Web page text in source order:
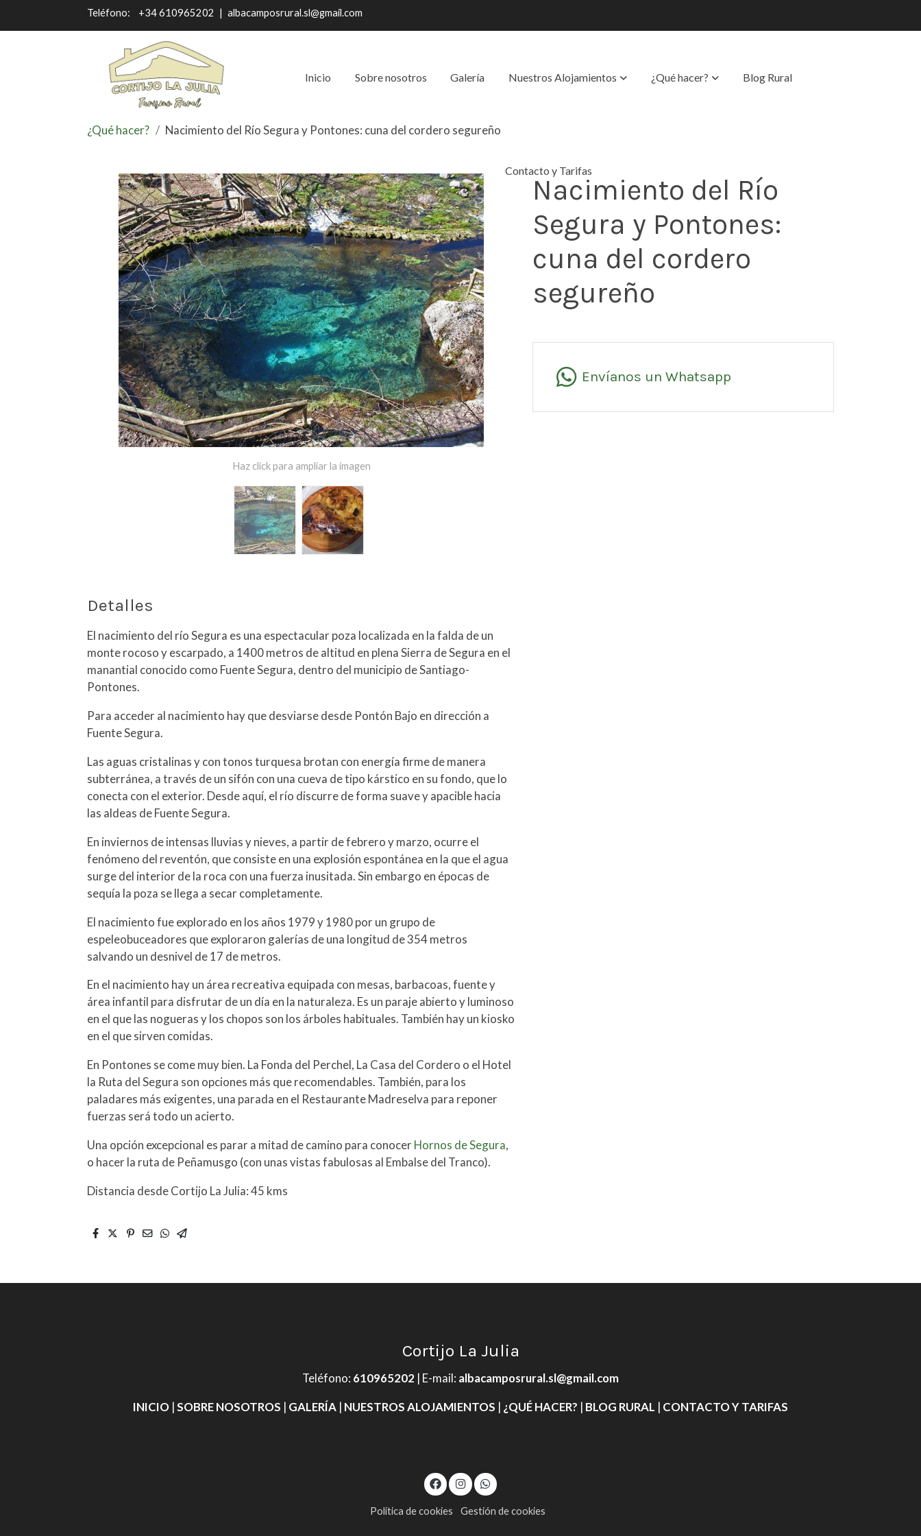
Teléfono: +34 610965202 | albacamposrural.sl@gmail.com
Inicio Sobre nosotros Galería Nuestros Alojamientos ¿Qué hacer? Blog Rural
Contacto y Tarifas
¿Qué hacer? Nacimiento del Río Segura y Pontones: cuna del cordero segureño
Haz click para ampliar la imagen
Detalles
El nacimiento del río Segura es una espectacular poza localizada en la falda de un
monte rocoso y escarpado, a 1400 metros de altitud en plena Sierra de Segura en el
manantial conocido como Fuente Segura, dentro del municipio de Santiago-
Pontones.
Para acceder al nacimiento hay que desviarse desde Pontón Bajo en dirección a
Fuente Segura.
Las aguas cristalinas y con tonos turquesa brotan con energía firme de manera
subterránea, a través de un sifón con una cueva de tipo kárstico en su fondo, que lo
conecta con el exterior. Desde aquí, el río discurre de forma suave y apacible hacia
las aldeas de Fuente Segura.
En inviernos de intensas lluvias y nieves, a partir de febrero y marzo, ocurre el
fenómeno del reventón, que consiste en una explosión espontánea en la que el agua
surge del interior de la roca con una fuerza inusitada. Sin embargo en épocas de
sequía la poza se llega a secar completamente.
El nacimiento fue explorado en los años 1979 y 1980 por un grupo de
espeleobuceadores que exploraron galerías de una longitud de 354 metros
salvando un desnivel de 17 de metros.
En el nacimiento hay un área recreativa equipada con mesas, barbacoas, fuente y
área infantil para disfrutar de un día en la naturaleza. Es un paraje abierto y luminoso
en el que las nogueras y los chopos son los árboles habituales. También hay un kiosko
en el que sirven comidas.
En Pontones se come muy bien. La Fonda del Perchel, La Casa del Cordero o el Hotel
la Ruta del Segura son opciones más que recomendables. También, para los
paladares más exigentes, una parada en el Restaurante Madreselva para reponer
fuerzas será todo un acierto.
Una opción excepcional es parar a mitad de camino para conocer Hornos de Segura,
o hacer la ruta de Peñamusgo (con unas vistas fabulosas al Embalse del Tranco).
Distancia desde Cortijo La Julia: 45 kms
Nacimiento del Río
Segura y Pontones:
cuna del cordero
segureño
Envíanos un Whatsapp
Cortijo La Julia
Teléfono: 610965202 | E-mail: albacamposrural.sl@gmail.com
INICIO |SOBRE NOSOTROS | GALERÍA | NUESTROS ALOJAMIENTOS | ¿QUÉ HACER? | BLOG RURAL | CONTACTO Y TARIFAS
Política de cookies Gestión de cookies